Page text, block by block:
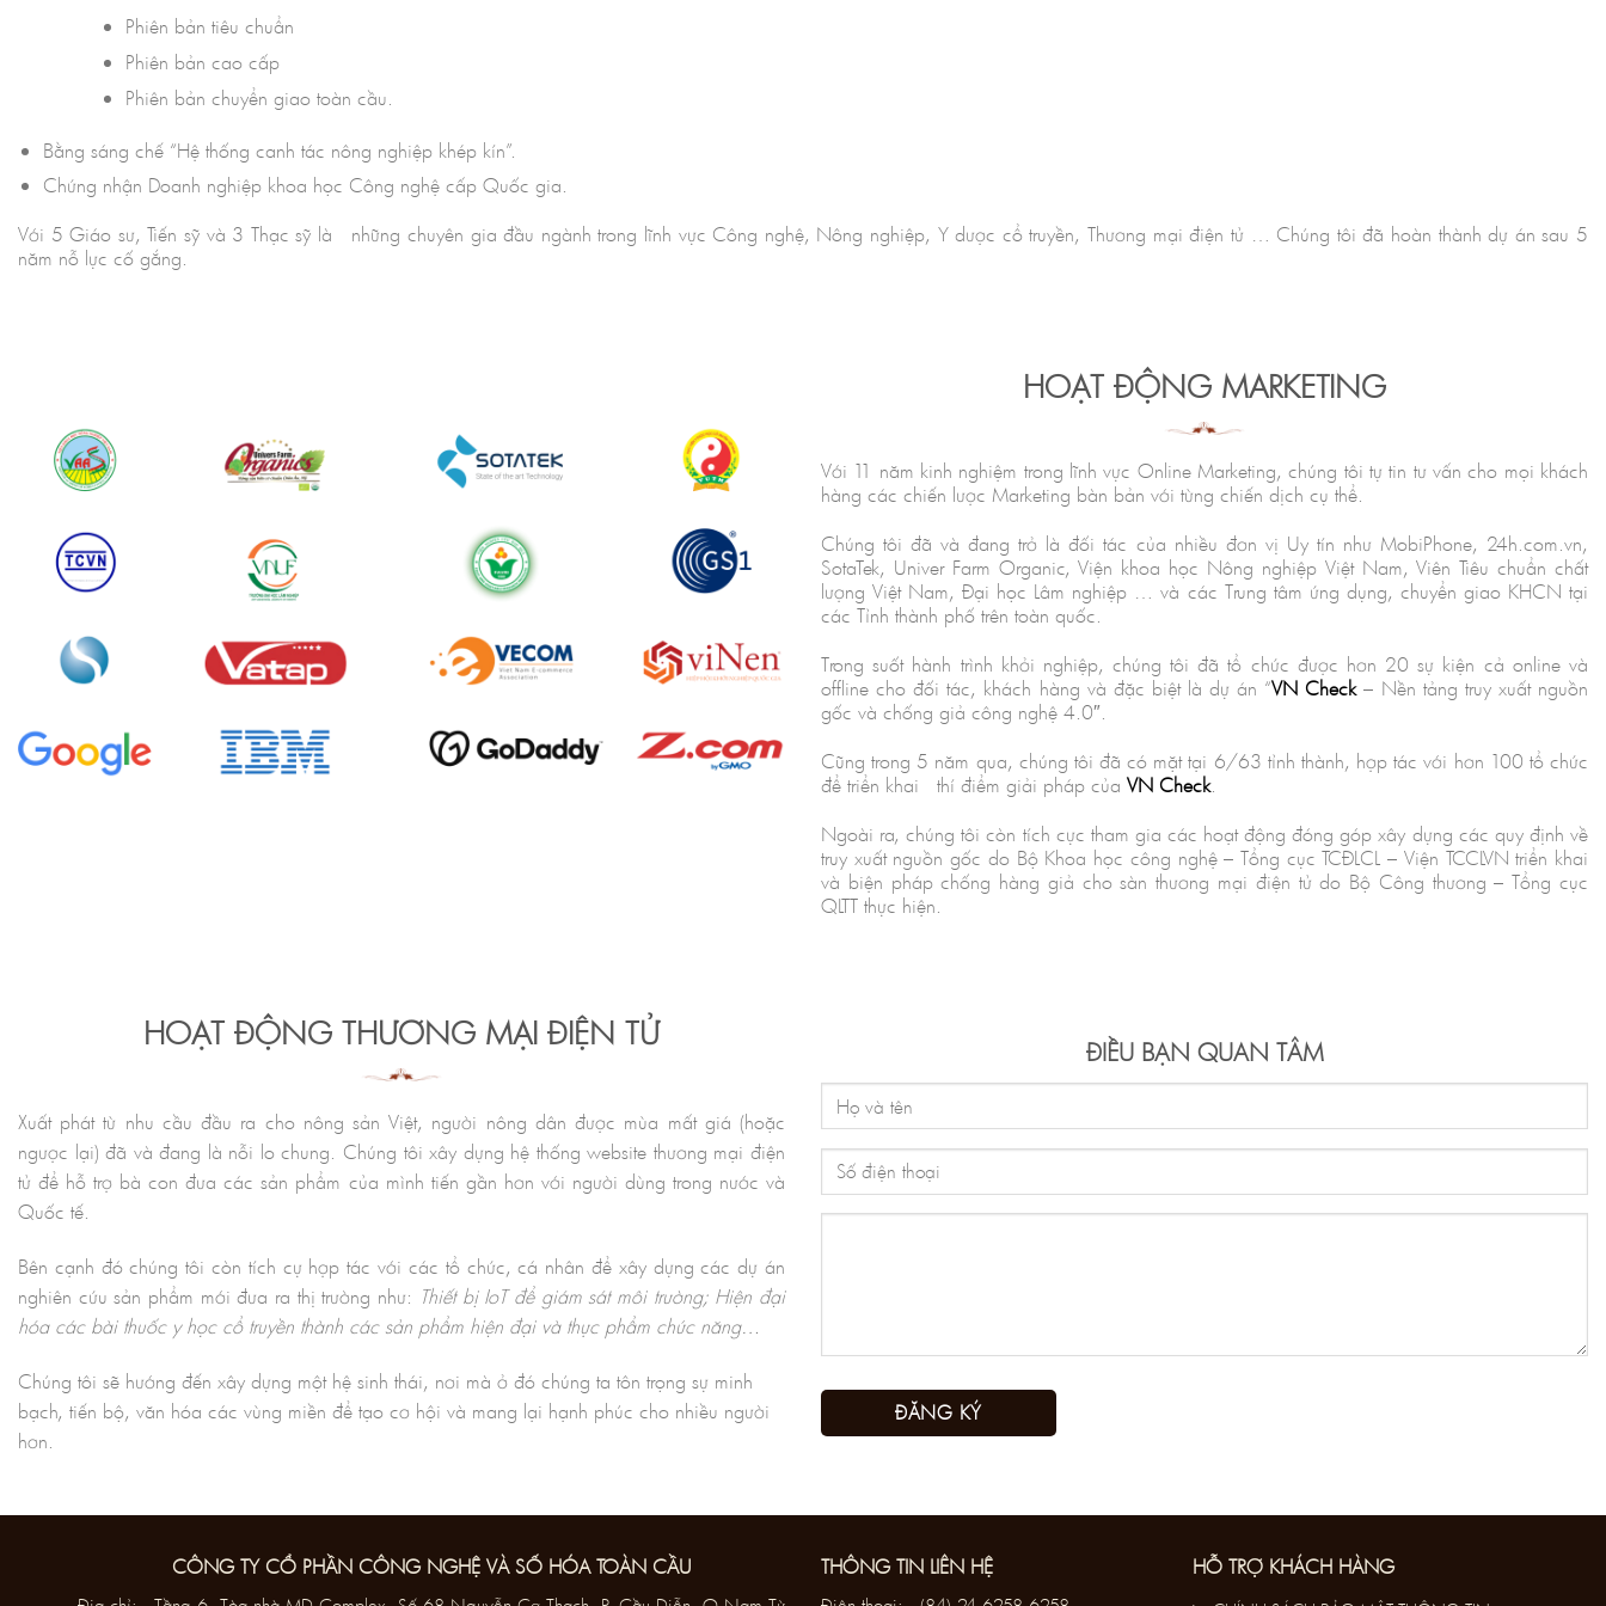
Phiên bản tiêu chuẩn
Phiên bản cao cấp
Phiên bản chuyển giao toàn cầu.
Bằng sáng chế “Hệ thống canh tác nông nghiệp khép kín”.
Chứng nhận Doanh nghiệp khoa học Công nghệ cấp Quốc gia.
Với 5 Giáo sư, Tiến sỹ và 3 Thạc sỹ là những chuyên gia đầu ngành trong lĩnh vực Công nghệ, Nông nghiệp, Y dược cổ truyền, Thương mại điện tử … Chúng tôi đã hoàn thành dự án sau 5
năm nỗ lực cố gắng.
HOẠT ĐỘNG MARKETING
Với 11 năm kinh nghiệm trong lĩnh vực Online Marketing, chúng tôi tự tin tư vấn cho mọi khách
hàng các chiến lược Marketing bàn bản với từng chiến dịch cụ thể.
Chúng tôi đã và đang trở là đối tác của nhiều đơn vị Uy tín như MobiPhone, 24h.com.vn,
SotaTek, Univer Farm Organic, Viện khoa học Nông nghiệp Việt Nam, Viên Tiêu chuẩn chất
lượng Việt Nam, Đại học Lâm nghiệp … và các Trung tâm ứng dụng, chuyển giao KHCN tại
các Tỉnh thành phố trên toàn quốc.
Trong suốt hành trình khởi nghiệp, chúng tôi đã tổ chức được hơn 20 sự kiện cả online và
offline cho đối tác, khách hàng và đặc biệt là dự án “VN Check– Nền tảng truy xuất nguồn
gốc và chống giả công nghệ 4.0″.
Cũng trong 5 năm qua, chúng tôi đã có mặt tại 6/63 tỉnh thành, hợp tác với hơn 100 tổ chức
để triển khai thí điểm giải pháp của VN Check.
Ngoài ra, chúng tôi còn tích cực tham gia các hoạt động đóng góp xây dựng các quy định về
truy xuất nguồn gốc do Bộ Khoa học công nghệ – Tổng cục TCĐLCL – Viện TCCLVN triển khai
và biện pháp chống hàng giả cho sàn thương mại điện tử do Bộ Công thương – Tổng cục
QLTT thực hiện.
HOẠT ĐỘNG THƯƠNG MẠI ĐIỆN TỬ
Xuất phát từ nhu cầu đầu ra cho nông sản Việt, người nông dân được mùa mất giá (hoặc
ngược lại) đã và đang là nỗi lo chung. Chúng tôi xây dựng hệ thống website thương mại điện
tử để hỗ trợ bà con đưa các sản phẩm của mình tiến gần hơn với người dùng trong nước và
Quốc tế.
Bên cạnh đó chúng tôi còn tích cự hợp tác với các tổ chức, cá nhân để xây dựng các dự án
nghiên cứu sản phẩm mới đưa ra thị trường như: Thiết bị IoT để giám sát môi trường; Hiện đại
hóa các bài thuốc y học cổ truyền thành các sản phẩm hiện đại và thực phẩm chức năng…
Chúng tôi sẽ hướng đến xây dựng một hệ sinh thái, nơi mà ở đó chúng ta tôn trọng sự minh
bạch, tiến bộ, văn hóa các vùng miền để tạo cơ hội và mang lại hạnh phúc cho nhiều người
hơn.
ĐIỀU BẠN QUAN TÂM
CÔNG TY CỔ PHẦN CÔNG NGHỆ VÀ SỐ HÓA TOÀN CẦU THÔNG TIN LIÊN HỆ HỖ TRỢ KHÁCH HÀNG